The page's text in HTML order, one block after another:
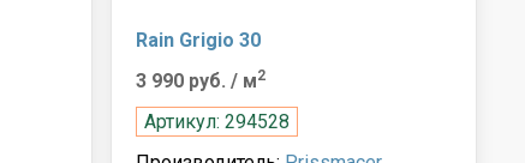
Rain Grigio 30
3 990 руб./ м2
Артикул: 294528